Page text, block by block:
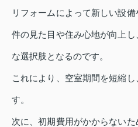
リフォームによって新しい設
件の見た目や住み心地が向上
な選択肢となるのです。
これにより、空室期間を短縮
す。
次に、初期費用がかからない